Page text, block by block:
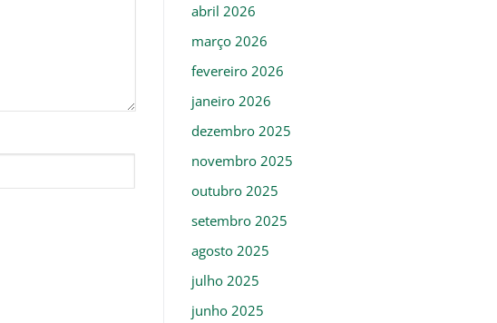
abril 2026
março 2026
fevereiro 2026
janeiro 2026
dezembro 2025
novembro 2025
outubro 2025
setembro 2025
agosto 2025
julho 2025
junho 2025